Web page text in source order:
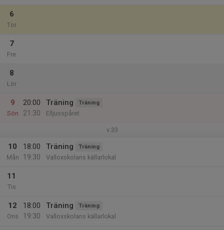
6
Tor
7
Fre
8
Lör
9
Sön
20:00
21:30
Träning Träning
Elljusspåret
v.33
10
Mån
18:00
19:30
Träning Träning
Valloxskolans källarlokal
11
Tis
12
Ons
18:00
19:30
Träning Träning
Valloxskolans källarlokal